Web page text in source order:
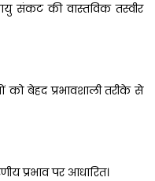
संकट की वास्तविक तस्वीर
को बेहद प्रभावशाली तरीके से
प्रभाव पर आधारित।